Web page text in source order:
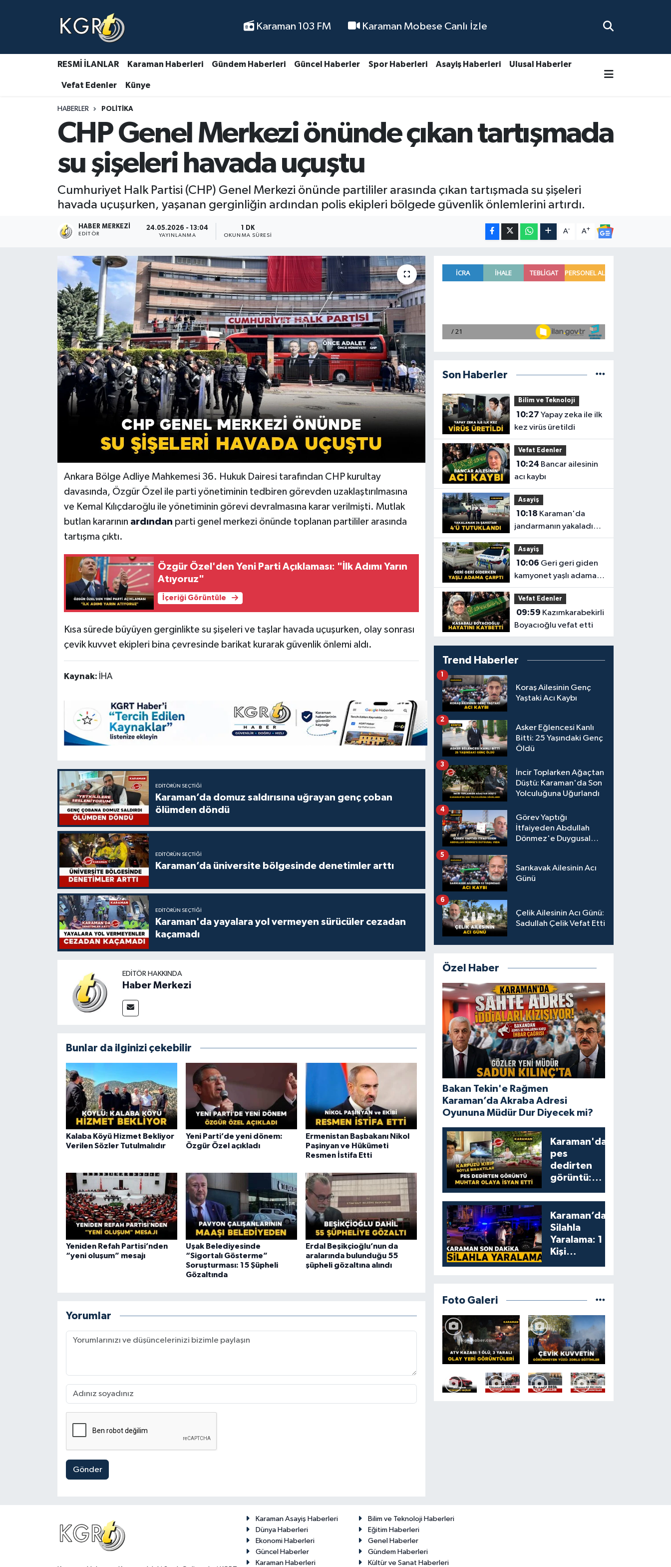
Karaman 103 FM Karaman Mobese Canlı İzle
RESMİ İLANLAR Karaman Haberleri Gündem Haberleri Güncel Haberler Spor Haberleri Asayiş Haberleri Ulusal Haberler
Vefat Edenler Künye
HABERLER POLITIKA
CHP Genel Merkezi önünde çıkan tartışmada
su şişeleri havada uçuştu
Cumhuriyet Halk Partisi (CHP) Genel Merkezi önünde partililer arasında çıkan tartışmada su şişeleri
havada uçuşurken, yaşanan gerginliğin ardından polis ekipleri bölgede güvenlik önlemlerini artırdı.
HABER MERKEZI
EDITÖR
24.05.2026 - 13:04
YAYINLANMA
1 DK
OKUNMA SÜRESI
A- A+
Ankara Bölge Adliye Mahkemesi 36. Hukuk Dairesi tarafından CHP kurultay
davasında, Özgür Özel ile parti yönetiminin tedbiren görevden uzaklaştırılmasına
ve Kemal Kılıçdaroğlu ile yönetiminin görevi devralmasına karar verilmişti. Mutlak
butlan kararının ardından parti genel merkezi önünde toplanan partililer arasında
tartışma çıktı.
Özgür Özel'den Yeni Parti Açıklaması: "İlk Adımı Yarın
Atıyoruz"
İçeriği Görüntüle
Kısa sürede büyüyen gerginlikte su şişeleri ve taşlar havada uçuşurken, olay sonrası
çevik kuvvet ekipleri bina çevresinde barikat kurarak güvenlik önlemi aldı.
Kaynak: İHA
EDITÖRÜN SEÇTIĞI
Karaman’da domuz saldırısına uğrayan genç çoban
ölümden döndü
EDITÖRÜN SEÇTIĞI
Karaman’da üniversite bölgesinde denetimler arttı
EDITÖRÜN SEÇTIĞI
Karaman'da yayalara yol vermeyen sürücüler cezadan
kaçamadı
EDITÖR HAKKINDA
Haber Merkezi
Bunlar da ilginizi çekebilir
Kalaba Köyü Hizmet Bekliyor
Verilen Sözler Tutulmalıdır
Yeni Parti’de yeni dönem:
Özgür Özel açıkladı
Ermenistan Başbakanı Nikol
Paşinyan ve Hükümeti
Resmen İstifa Etti
Yeniden Refah Partisi’nden
“yeni oluşum” mesajı
Uşak Belediyesinde
“Sigortalı Gösterme”
Soruşturması: 15 Şüpheli
Gözaltında
Erdal Beşikçioğlu’nun da
aralarında bulunduğu 55
şüpheli gözaltına alındı
Yorumlar
Gönder
Son Haberler
Bilim ve Teknoloji
10:27
kez virüs üretildi
Vefat Edenler
10:24
acı kaybı
Asayiş
10:18
jandarmanın yakaladığı
34 şahıstan 4’ü
tutuklandı
Asayiş
10:06
kamyonet yaşlı adama
çarptı: 1 yaralı
Vefat Edenler
09:59
Boyacıoğlu vefat etti
Trend Haberler
Koraş Ailesinin Genç
Yaştaki Acı Kaybı
1
Asker Eğlencesi Kanlı
Bitti: 25 Yaşındaki Genç
Öldü
2
İncir Toplarken Ağaçtan
Düştü: Karaman'da Son
Yolculuğuna Uğurlandı
3
Görev Yaptığı
İtfaiyeden Abdullah
Dönmez'e Duygusal
4
Sarıkavak Ailesinin Acı
Günü
5
Çelik Ailesinin Acı Günü:
Sadullah Çelik Vefat Etti
6
Özel Haber
Bakan Tekin'e Rağmen
Karaman’da Akraba Adresi
Oyununa Müdür Dur Diyecek mi?
Karaman'da
pes
dedirten
görüntü:
yumruklayıp
yediler,
artıklarını
kamelyada
bıraktılar
Karaman’da
Silahla
Yaralama: 1
Kişi
Foto Galeri
Karaman Asayiş Haberleri
Bilim ve Teknoloji Haberleri
Dünya Haberleri
Eğitim Haberleri
Ekonomi Haberleri
Genel Haberler
Güncel Haberler
Gündem Haberleri
Karaman Haberleri
Kültür ve Sanat Haberleri
Karaman Haberleri
Gündem Haberleri
Güncel Haberler
Asayiş Haberleri
Ulusal Haberler
Vefat Edenler